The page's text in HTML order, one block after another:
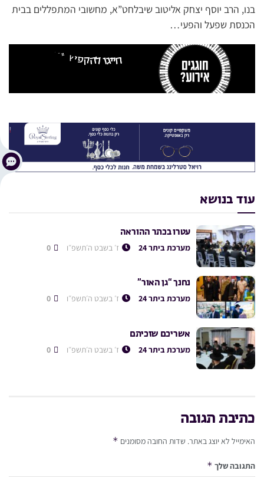
בנו, הרב יוסף יצחק אליטוב שיבלחט”א, מחשובי המתפללים בבית
הכנסת שפעל והפעי…
עוד בנושא
עטרו בכתר ההוראה
מערכת ביתר 24 ז׳ בשבט ה׳תשפ״ו
נחנך “גן האור”
מערכת ביתר 24 ז׳ בשבט ה׳תשפ״ו
אשריכם שזכיתם
מערכת ביתר 24 ז׳ בשבט ה׳תשפ״ו
כתיבת תגובה
האימייל לא יוצג באתר. שדות החובה מסומנים *
התגובה שלך *